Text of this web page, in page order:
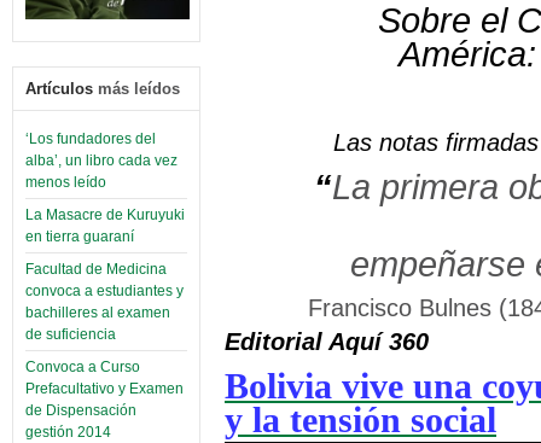
Artículos más leídos
‘Los fundadores del
alba’, un libro cada vez
menos leído
La Masacre de Kuruyuki
en tierra guaraní
Facultad de Medicina
convoca a estudiantes y
bachilleres al examen
de suficiencia
Convoca a Curso
Prefacultativo y Examen
de Dispensación
gestión 2014
Sobre el
Las notas
“La primera
empeñarse
Francisco Bulnes
Editorial Aquí 360
Bolivia vive una
y la tensión social